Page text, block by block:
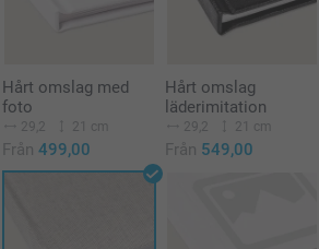
Hårt omslag med
foto
29,2 21 cm
Från 499,00
Hårt omslag
läderimitation
29,2 21 cm
Från 549,00